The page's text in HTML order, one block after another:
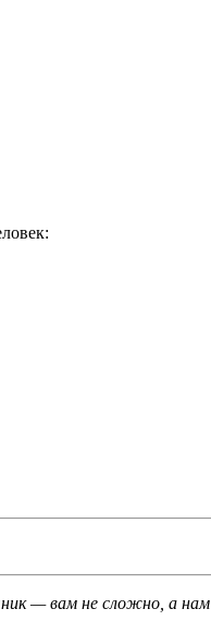
— вам не сложно, а нам